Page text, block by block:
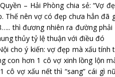
– Hải Phòng chia sẻ: “Vợ
Thế nên vợ có đẹp chưa hẳn
thì đương nhiên ra đường
thủy tỷ lệ thuận với điều đó
cho ý kiến: vợ đẹp mà xấu
con hơn 1 cô vợ xinh lồng lộn
cô vợ xấu nết thì “sang” cái gì